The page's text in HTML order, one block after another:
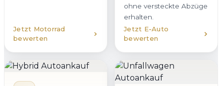
Jetzt Motorrad
bewerten
ohne versteckte Abzüge
erhalten.
Jetzt E-Auto
bewerten